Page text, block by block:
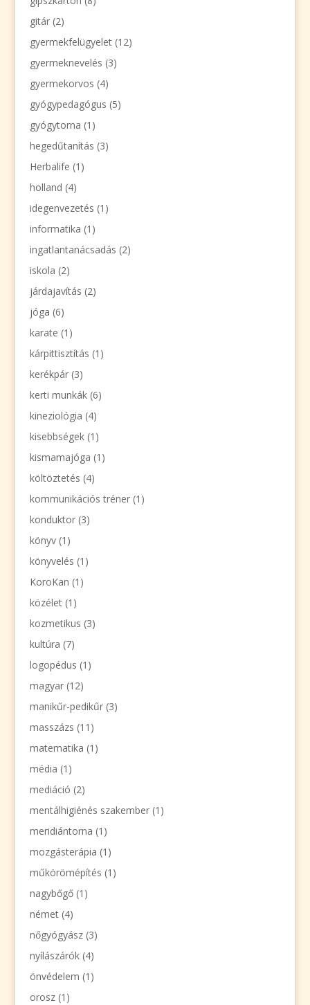
gitár(2)
gyermekfelügyelet(12)
gyermeknevelés (3)
gyermekorvos (4)
gyógypedagógus (5)
gyógytorna (1)
hegedűtanítás (3)
Herbalife (1)
holland (4)
idegenvezetés (1)
informatika (1)
ingatlantanácsadás (2)
iskola (2)
járdajavítás (2)
jóga (6)
karate (1)
kárpittisztítás (1)
kerékpár(3)
kerti munkák(6)
kineziológia (4)
kisebbségek(1)
kismamajóga (1)
költöztetés (4)
kommunikációs tréner(1)
konduktor(3)
könyv(1)
könyvelés (1)
KoroKan (1)
közélet(1)
kozmetikus (3)
kultúra (7)
logopédus (1)
magyar(12)
manikűr-pedikűr(3)
masszázs (11)
matematika (1)
média (1)
mediáció (2)
mentálhigiénés szakember(1)
meridiántorna (1)
mozgásterápia (1)
műkörömépítés (1)
nagybőgő(1)
német(4)
nőgyógyász(3)
nyílászárók(4)
önvédelem (1)
orosz(1)